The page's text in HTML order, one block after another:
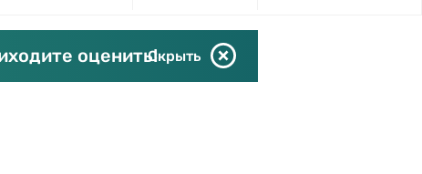
оценить!Скрыть